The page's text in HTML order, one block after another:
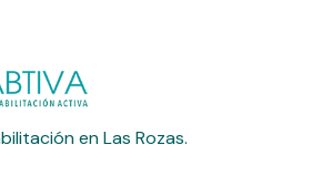
en Las Rozas.